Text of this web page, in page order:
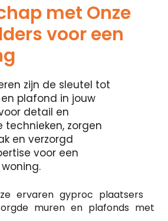
met Onze
voor een
zijn de sleutel tot
plafond in jouw
detail en
technieken, zorgen
en verzorgd
voor een
ervaren gyproc plaatsers
muren en plafonds met